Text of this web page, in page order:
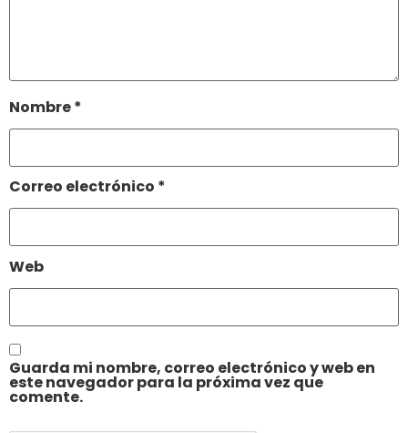
Nombre*
Correo electrónico *
Web
Guarda mi nombre, correo electrónico y web en
este navegador para la próxima vez que
comente.